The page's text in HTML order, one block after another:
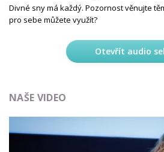
Divné sny má každý. Pozornost věnujte
pro sebe můžete využít?
Otevřít audio
NAŠE VIDEO